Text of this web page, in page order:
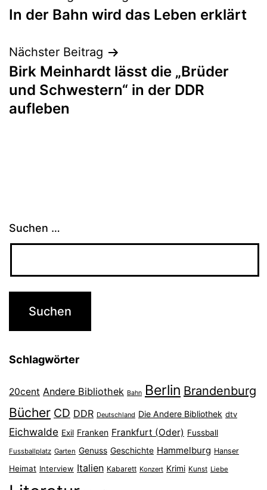
In der Bahn wird das Leben erklärt
Nächster Beitrag
Birk Meinhardt lässt die „Brüder
und Schwestern“ in der DDR
aufleben
Suchen …
Schlagwörter
20cent Andere Bibliothek Bahn Berlin Brandenburg
Bücher CD DDR Deutschland Die Andere Bibliothek dtv
Eichwalde Exil Franken Frankfurt (Oder) Fussball
Fussballplatz Garten Genuss Geschichte Hammelburg Hanser
Heimat Interview Italien Kabarett Konzert Krimi Kunst Liebe